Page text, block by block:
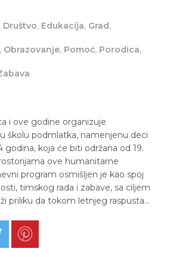
, Društvo, Edukacija, Grad,
, Obrazovanje, Pomoć, Porodica,
i ove godine organizuje
školu podmlatka, namenjenu deci
godina, koja će biti održana od 19.
ove humanitarne
program osmišljen je kao spoj
timskog rada i zabave, sa ciljem
priliku da tokom letnjeg raspusta…